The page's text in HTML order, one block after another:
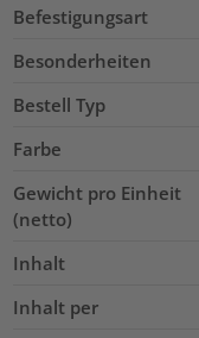
Befestigungsart
Besonderheiten
Bestell Typ
Farbe
Gewicht pro Einheit
(netto)
Inhalt
Inhalt per